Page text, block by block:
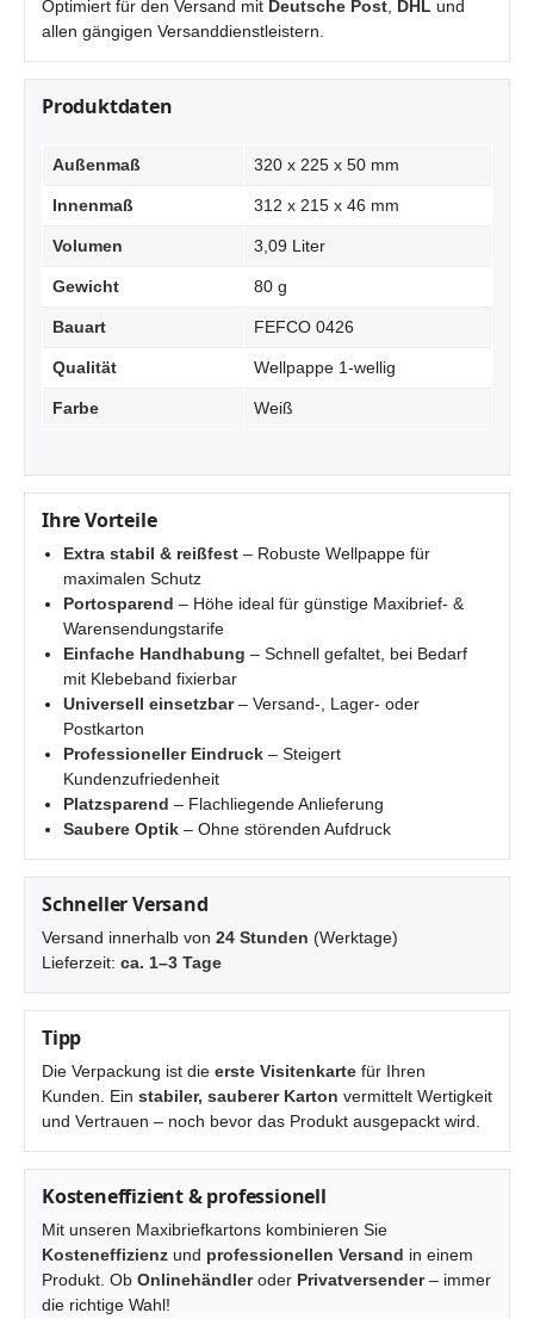
Optimiert für den Versand mit Deutsche Post DHL und
allen gängigen Versanddienstleistern.
Produktdaten
Außenmaß 320 x 225 x 50 mm
Innenmaß 312 x 215 x 46 mm
Volumen 3,09 Liter
Gewicht 80 g
Bauart FEFCO 0426
Qualität Wellpappe 1-wellig
Farbe Weiß
Ihre Vorteile
Extra stabil & reißfest – Robuste Wellpappe für
maximalen Schutz
Portosparend – Höhe ideal für günstige Maxibrief- &
Warensendungstarife
Einfache Handhabung – Schnell gefaltet, bei Bedarf
mit Klebeband fixierbar
Universell einsetzbar– Versand-, Lager- oder
Postkarton
Professioneller Eindruck – Steigert
Kundenzufriedenheit
Platzsparend – Flachliegende Anlieferung
Saubere Optik – Ohne störenden Aufdruck
Schneller Versand
Versand innerhalb von 24 Stunden (Werktage)
Lieferzeit: ca. 1–3 Tage
Tipp
Die Verpackung ist die erste Visitenkarte für Ihren
Kunden. Ein stabiler, sauberer Karton vermittelt Wertigkeit
und Vertrauen – noch bevor das Produkt ausgepackt wird.
Kosteneffizient & professionell
Mit unseren Maxibriefkartons kombinieren Sie
Kosteneffizienz und professionellen Versand in einem
Produkt. Ob Onlinehändleroder Privatversender– immer
die richtige Wahl!